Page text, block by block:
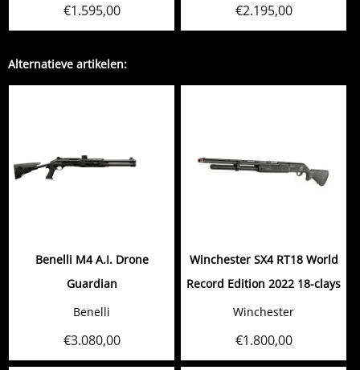
€1.595,00 €2.195,00
Alternatieve artikelen:
Benelli M4 A.I. Drone
Guardian
Benelli
€3.080,00
Winchester SX4 RT18 World
Record Edition 2022 18-clays
Winchester
€1.800,00